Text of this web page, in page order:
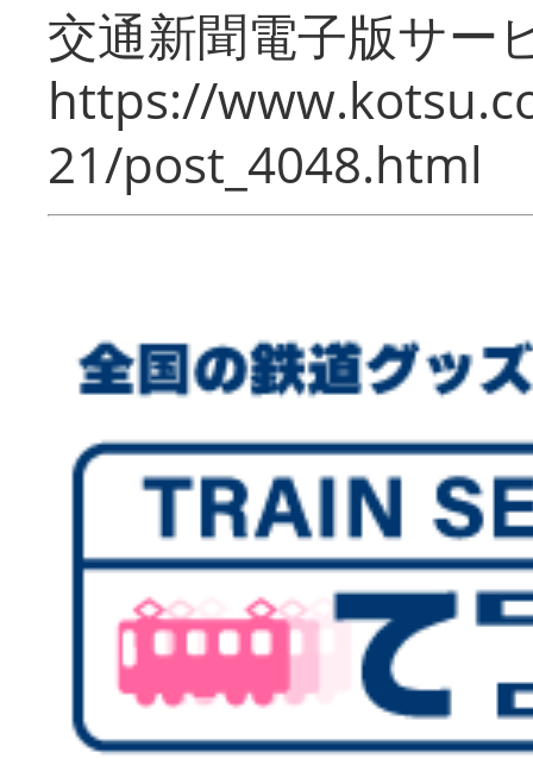
交通新聞電子版サー
https://
21/post_4048.html